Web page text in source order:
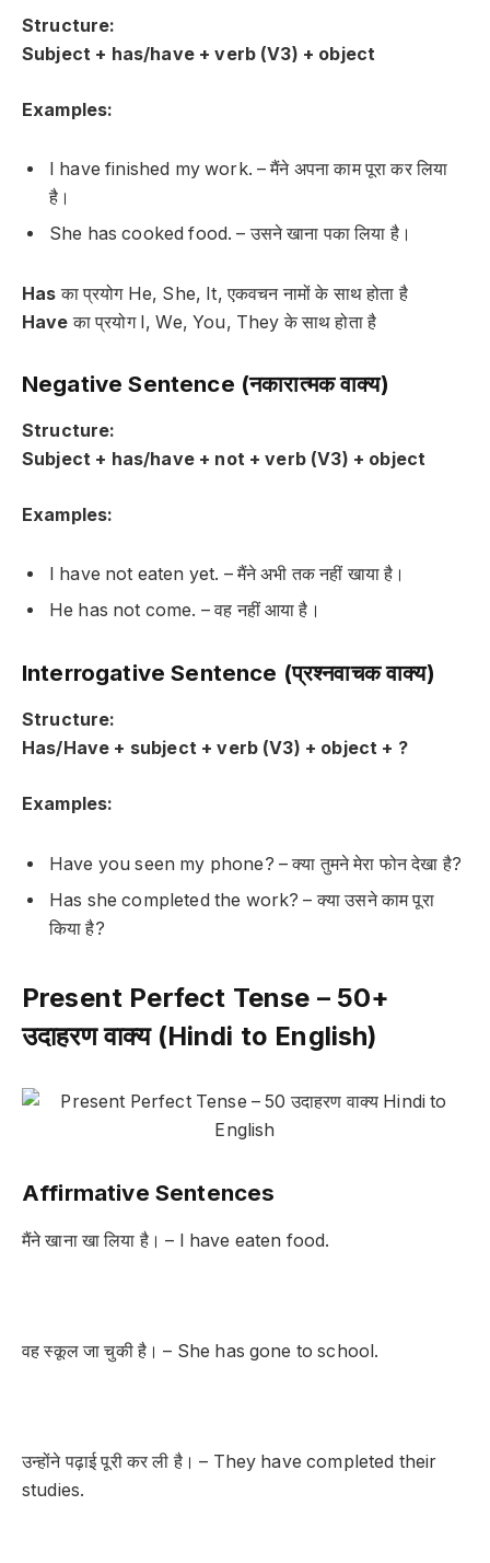
Structure:
Subject + has/have + verb (V3) + object
Examples:
I have finished my work. – मैंने अपना काम पूरा कर लिया
है।
She has cooked food. – उसने खाना पका लिया है।
Has का प्रयोग He, She, It, एकवचन नामों के साथ होता है
Have का प्रयोग I, We, You, They के साथ होता है
Negative Sentence (नकारात्मक वाक्य)
Structure:
Subject + has/have + not + verb (V3) + object
Examples:
I have not eaten yet. – मैंने अभी तक नहीं खाया है।
He has not come. – वह नहीं आया है।
Interrogative Sentence (प्रश्नवाचक वाक्य)
Structure:
Has/Have + subject + verb (V3) + object + ?
Examples:
Have you seen my phone? – क्या तुमने मेरा फोन देखा है?
Has she completed the work? – क्या उसने काम पूरा
किया है?
Present Perfect Tense – 50+
उदाहरण वाक्य (Hindi to English)
Affirmative Sentences
मैंने खाना खा लिया है। – I have eaten food.
वह स्कूल जा चुकी है। – She has gone to school.
उन्होंने पढ़ाई पूरी कर ली है। – They have completed their
studies.